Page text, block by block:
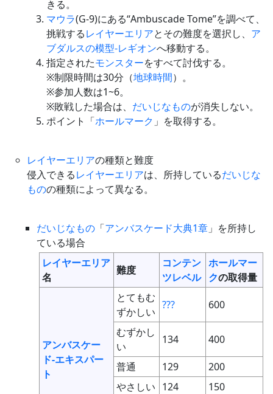
きる。
マウラ(G-9)にある“Ambuscade Tome”を調べて、
挑戦するレイヤーエリアとその難度を選択し、 ア
ブダルスの模型-レギオンへ移動する。
指定されたモンスターをすべて討伐する。
※制限時間は30分（地球時間）。
※参加人数は1~6。
※敗戦した場合は、 だいじなものが消失しない。
ポイント「ホールマーク 」を取得する。
レイヤーエリアの種類と難度
侵入できるレイヤーエリアは、所持しているだいじな
ものの種類によって異なる。
だいじなもの 「アンバスケード大典1章 」を所持し
ている場合
レイヤーエリア
名
難度
コンテン
ツレベル
ホールマー
クの取得量
アンバスケー
ド-エキスパー
ト
とてもむ
ずかしい
??? 600
むずかし
い
134 400
普通 129
200
やさしい 124
150